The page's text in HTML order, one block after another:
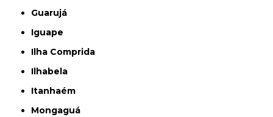
Guarujá
Iguape
Ilha Comprida
Ilhabela
Itanhaém
Mongaguá